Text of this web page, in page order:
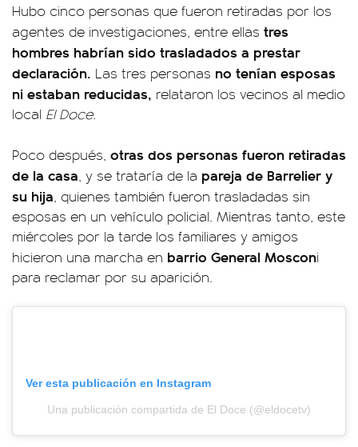
Hubo cinco personas que fueron retiradas por los
agentes de investigaciones, entre ellas tres
hombres habrían sido trasladados a prestar
declaración. Las tres personas no tenían esposas
ni estaban reducidas, relataron los vecinos al medio
local El Doce.
Poco después, otras dos personas fueron retiradas
de la casa, y se trataría de la pareja de Barrelier y
su hija, quienes también fueron trasladadas sin
esposas en un vehículo policial. Mientras tanto, este
miércoles por la tarde los familiares y amigos
hicieron una marcha en barrio General Mosconi
para reclamar por su aparición.
Ver esta publicación en Instagram
Una publicación compartida de El Doce (@eldocetv)